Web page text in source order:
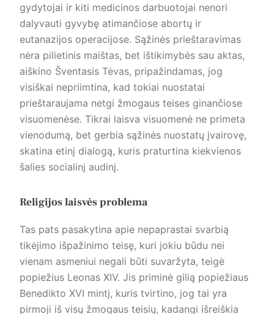
gydytojai ir kiti medicinos darbuotojai nenori
dalyvauti gyvybę atimančiose abortų ir
eutanazijos operacijose. Sąžinės prieštaravimas
nėra pilietinis maištas, bet ištikimybės sau aktas,
aiškino Šventasis Tėvas, pripažindamas, jog
visiškai nepriimtina, kad tokiai nuostatai
prieštaraujama netgi žmogaus teises ginančiose
visuomenėse. Tikrai laisva visuomenė ne primeta
vienodumą, bet gerbia sąžinės nuostatų įvairovę,
skatina etinį dialogą, kuris praturtina kiekvienos
šalies socialinį audinį.
Religijos laisvės problema
Tas pats pasakytina apie nepaprastai svarbią
tikėjimo išpažinimo teisę, kuri jokiu būdu nei
vienam asmeniui negali būti suvaržyta, teigė
popiežius Leonas XIV. Jis priminė gilią popiežiaus
Benedikto XVI mintį, kuris tvirtino, jog tai yra
pirmoji iš visų žmogaus teisių, kadangi išreiškia